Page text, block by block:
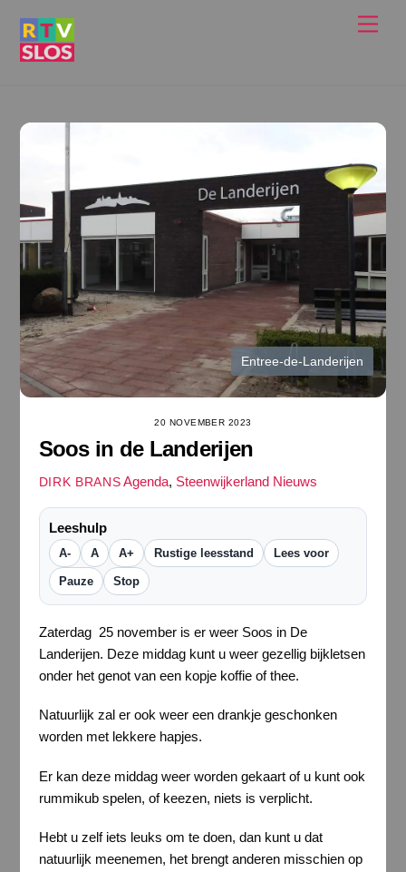
Entree-de-Landerijen
20 NOVEMBER 2023
Soos in de Landerijen
DIRK BRANS Agenda, Steenwijkerland Nieuws
Leeshulp
A- A A+ Rustige leesstand Lees voor
Pauze Stop
Zaterdag 25 november is er weer Soos in De
Landerijen. Deze middag kunt u weer gezellig bijkletsen
onder het genot van een kopje koffie of thee.
Natuurlijk zal er ook weer een drankje geschonken
worden met lekkere hapjes.
Er kan deze middag weer worden gekaart of u kunt ook
rummikub spelen, of keezen, niets is verplicht.
Hebt u zelf iets leuks om te doen, dan kunt u dat
natuurlijk meenemen, het brengt anderen misschien op